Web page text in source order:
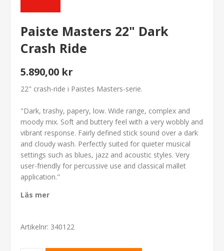
Paiste Masters 22" Dark
Crash Ride
5.890,00 kr
22" crash-ride i Paistes Masters-serie.
"Dark, trashy, papery, low. Wide range, complex and
moody mix. Soft and buttery feel with a very wobbly and
vibrant response. Fairly defined stick sound over a dark
and cloudy wash. Perfectly suited for quieter musical
settings such as blues, jazz and acoustic styles. Very
user-friendly for percussive use and classical mallet
application."
Läs mer
Artikelnr: 340122